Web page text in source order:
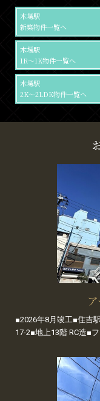
木場駅
新築物件一覧へ
木場駅
1R～1K物件一覧へ
木場駅
2K～2LDK物件一覧へ
■2026年8月竣工■住吉
17-2■地上13階 RC造■